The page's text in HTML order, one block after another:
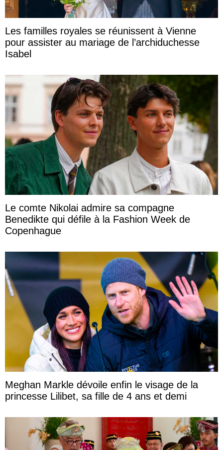
Les familles royales se réunissent à Vienne
pour assister au mariage de l’archiduchesse
Isabel
Le comte Nikolai admire sa compagne
Benedikte qui défile à la Fashion Week de
Copenhague
Meghan Markle dévoile enfin le visage de la
princesse Lilibet, sa fille de 4 ans et demi